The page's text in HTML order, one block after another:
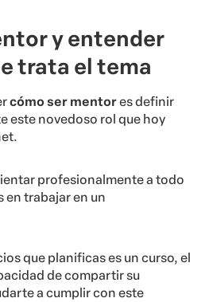
y entender
trata el tema
cómo ser mentores definir
este novedoso rol que hoy
profesionalmente a todo
en trabajar en un
que planificas es un curso, el
de compartir su
a cumplir con este